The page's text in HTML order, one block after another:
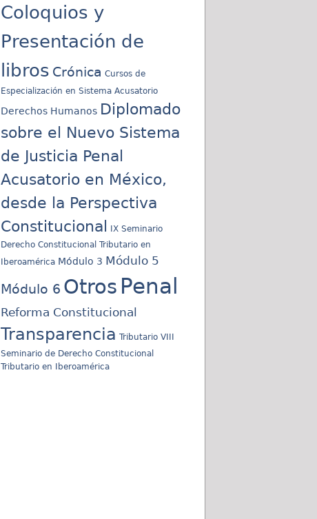
Coloquios y
Presentación de
libros Crónica Cursos de
Especialización en Sistema Acusatorio
Derechos Humanos Diplomado
sobre el Nuevo Sistema
de Justicia Penal
Acusatorio en México,
desde la Perspectiva
Constitucional
IX Seminario
Derecho Constitucional Tributario en
Iberoamérica Módulo 3 Módulo 5
Módulo 6 Otros Penal
Reforma Constitucional
Transparencia Tributario VIII
Seminario de Derecho Constitucional
Tributario en Iberoamérica